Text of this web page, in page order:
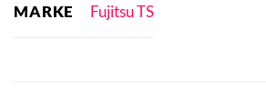
MARKE Fujitsu TS